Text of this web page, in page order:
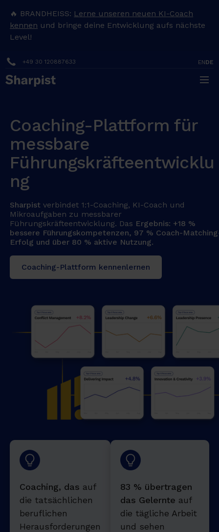
🔥 BRANDHEISS: Lerne unseren neuen KI-Coach
kennen und bringe deine Entwicklung aufs nächste
Level!
+49 30 120887633 ENDE
Coaching-Plattform für
messbare
Führungskräfteentwicklu
ng
Sharpistverbindet 1:1-Coaching, KI-Coach und
Mikroaufgaben zu messbarer
Führungskräfteentwicklung. Das Ergebnis: +18 %
bessere Führungskompetenzen, 97 % Coach-
Erfolg und über 80 % aktive Nutzung.
Coaching-Plattform kennenlernen
Coaching, das auf
die tatsächlichen
beruflichen
Herausforderungen
83 % übertragen
das Gelernte auf
die tägliche Arbeit
und sehen